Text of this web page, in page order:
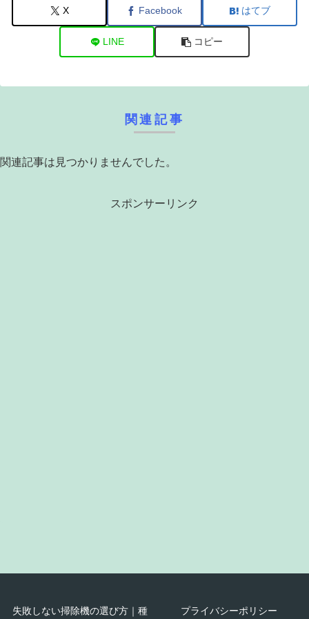
X Facebook はてブ
LINE コピー
関連記事
関連記事は見つかりませんでした。
スポンサーリンク
失敗しない掃除機の選び方｜種 プライバシーポリシー